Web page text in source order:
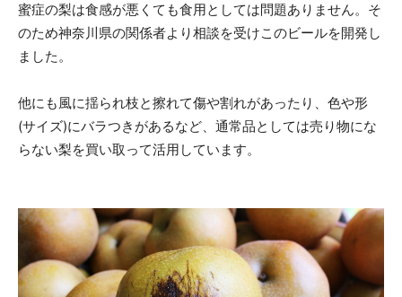
蜜症の梨は食感が悪くても食用としては問題ありません。そ
のため神奈川県の関係者より相談を受けこのビールを開発し
ました。
他にも風に揺られ枝と擦れて傷や割れがあったり、色や形
(サイズ)にバラつきがあるなど、通常品としては売り物にな
らない梨を買い取って活用しています。